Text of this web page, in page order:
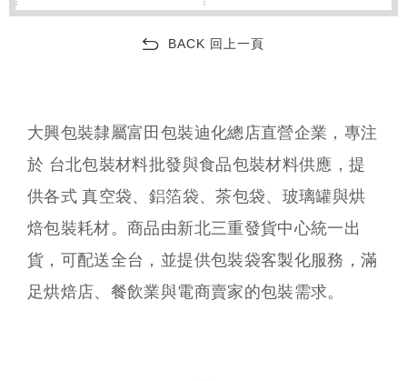
BACK 回上一頁
大興包裝隸屬富田包裝迪化總店直營企業，專注
於 台北包裝材料批發與食品包裝材料供應，提
供各式 真空袋、鋁箔袋、茶包袋、玻璃罐與烘
焙包裝耗材。商品由新北三重發貨中心統一出
貨，可配送全台，並提供包裝袋客製化服務，滿
足烘焙店、餐飲業與電商賣家的包裝需求。